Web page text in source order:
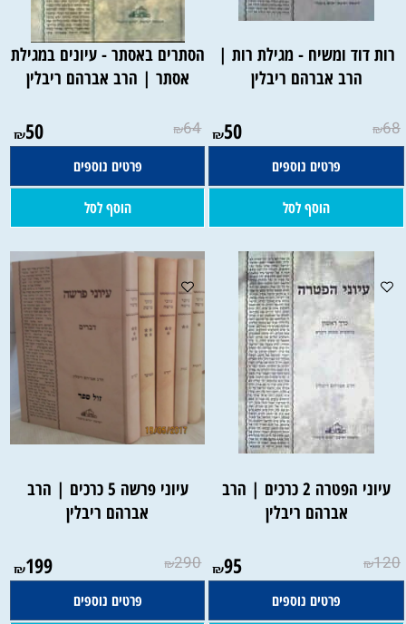
רות דוד ומשיח - מגילת רות |
הרב אברהם ריבלין
₪68
₪50
פרטים נוספים
הוסף לסל
הסתרים באסתר - עיונים במגילת
אסתר | הרב אברהם ריבלין
₪64
₪50
פרטים נוספים
הוסף לסל
עיוני הפטרה 2 כרכים | הרב
אברהם ריבלין
₪120
₪95
פרטים נוספים
עיוני פרשה 5 כרכים | הרב
אברהם ריבלין
₪290
₪199
פרטים נוספים